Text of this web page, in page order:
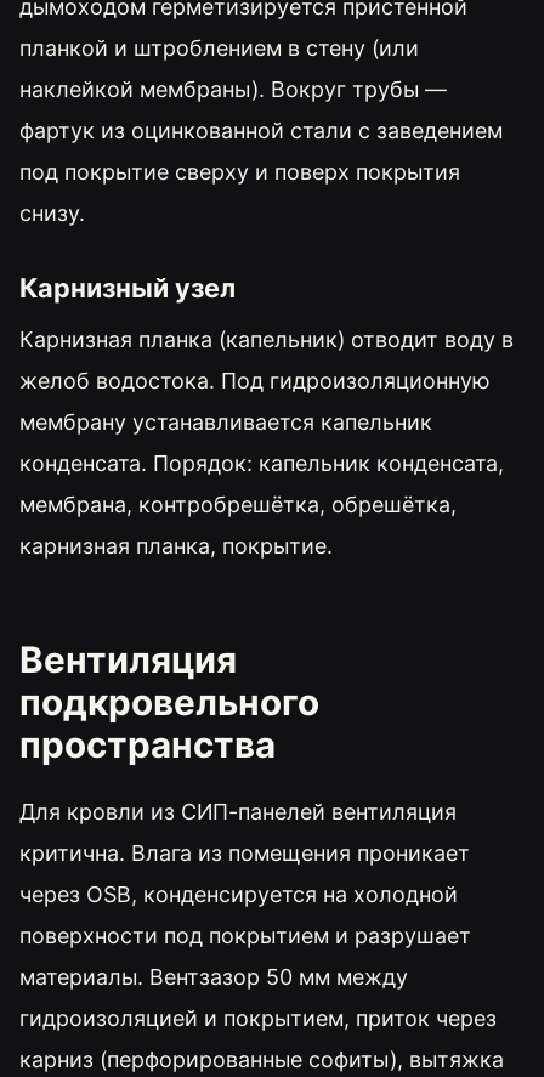
дымоходом герметизируется пристенной
планкой и штроблением в стену (или
наклейкой мембраны). Вокруг трубы —
фартук из оцинкованной стали с заведением
под покрытие сверху и поверх покрытия
снизу.
Карнизный узел
Карнизная планка (капельник) отводит воду в
желоб водостока. Под гидроизоляционную
мембрану устанавливается капельник
конденсата. Порядок: капельник конденсата,
мембрана, контробрешётка, обрешётка,
карнизная планка, покрытие.
Вентиляция
подкровельного
пространства
Для кровли из СИП-панелей вентиляция
критична. Влага из помещения проникает
через OSB, конденсируется на холодной
поверхности под покрытием и разрушает
материалы. Вентзазор 50 мм между
гидроизоляцией и покрытием, приток через
карниз (перфорированные софиты), вытяжка